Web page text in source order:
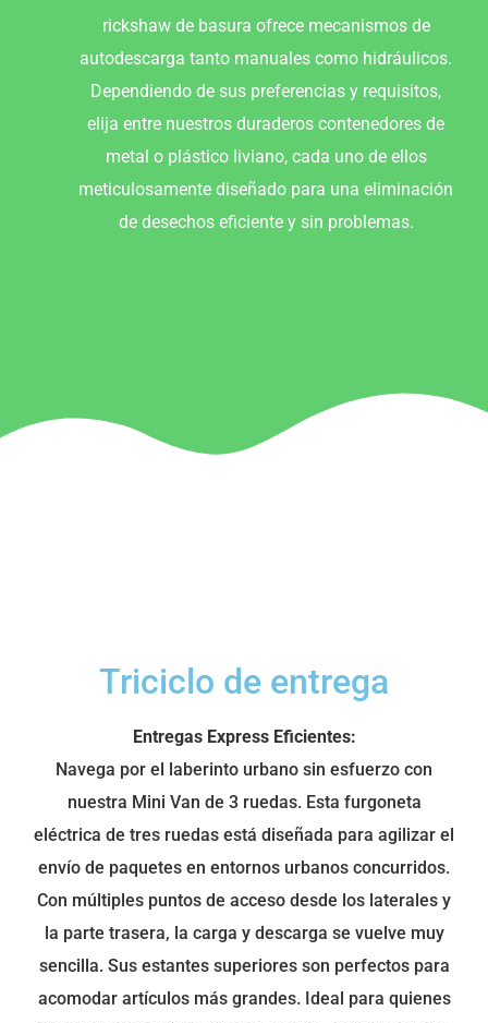
rickshaw de basura ofrece mecanismos de
autodescarga tanto manuales como hidráulicos.
Dependiendo de sus preferencias y requisitos,
elija entre nuestros duraderos contenedores de
metal o plástico liviano, cada uno de ellos
meticulosamente diseñado para una eliminación
de desechos eficiente y sin problemas.
Triciclo de entrega
Entregas Express Eficientes:
Navega por el laberinto urbano sin esfuerzo con
nuestra Mini Van de 3 ruedas. Esta furgoneta
eléctrica de tres ruedas está diseñada para agilizar el
envío de paquetes en entornos urbanos concurridos.
Con múltiples puntos de acceso desde los laterales y
la parte trasera, la carga y descarga se vuelve muy
sencilla. Sus estantes superiores son perfectos para
acomodar artículos más grandes. Ideal para quienes